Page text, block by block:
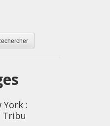
York :
Tribu